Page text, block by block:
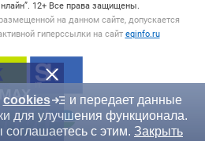
12+ Все права защищены.
на данном сайте, допускается
гиперссылки на сайт eqinfo.ru
cookies
и передает данные
для улучшения функционала.
с этим. Закрыть